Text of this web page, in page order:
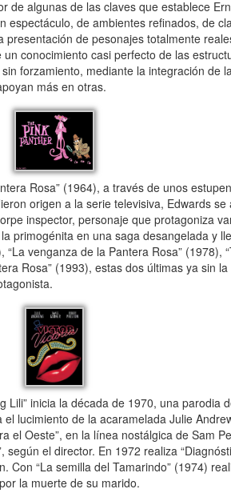
algunas de las claves que establece
espectáculo, de ambientes refinados, de
presentación de pesonajes totalmente
un conocimiento casi perfecto de las
forzamiento, mediante la integración de
más en otras.
Rosa” (1964), a través de unos
origen a la serie televisiva, Edwards
inspector, personaje que protagoniza
primogénita en una saga desangelada y
“La venganza de la Pantera Rosa” (1978),
Rosa” (1993), estas dos últimas ya sin
Lili” inicia la década de 1970, una parodia
el lucimiento de la acaramelada Julie
el Oeste”, en la línea nostálgica de Sam
según el director. En 1972 realiza
Con “La semilla del Tamarindo” (1974)
la muerte de su marido.